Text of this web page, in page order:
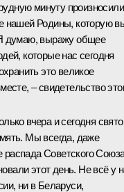
минуту произносили
нашей Родины, которую
думаю, выражу общее
которые нас сегодня
это великое
– свидетельство
вчера и сегодня свято
Мы всегда, даже
Советского
этот день. Не всё у
ни в Беларуси,